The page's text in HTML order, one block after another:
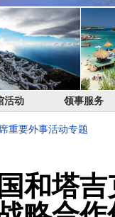
活动 领事服务
重要外事活动专题
和塔